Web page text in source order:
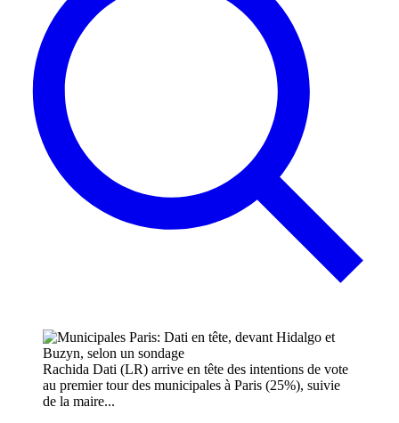
Rachida Dati (LR) arrive en tête des intentions de vote
au premier tour des municipales à Paris (25%), suivie
de la maire...